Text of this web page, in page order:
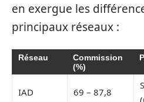
en exergue les
principaux réseaux :
Réseau
Commission
(%)
IAD 69 – 87,8